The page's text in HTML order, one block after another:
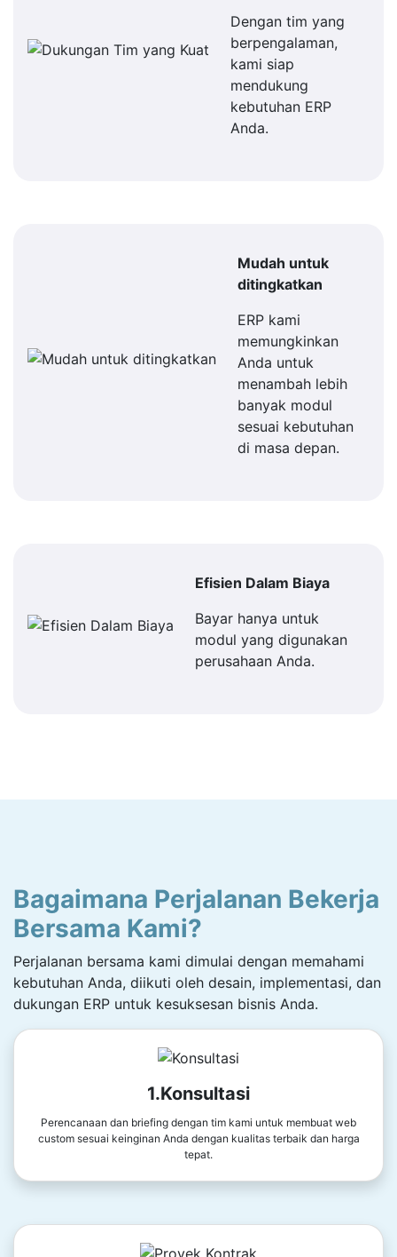
Dengan tim yang
berpengalaman,
kami siap
mendukung
kebutuhan ERP
Anda.
Mudah untuk
ditingkatkan
ERP kami
memungkinkan
Anda untuk
menambah lebih
banyak modul
sesuai kebutuhan
di masa depan.
Efisien Dalam Biaya
Bayar hanya untuk
modul yang digunakan
perusahaan Anda.
Bagaimana Perjalanan Bekerja
Bersama Kami?
Perjalanan bersama kami dimulai dengan memahami
kebutuhan Anda, diikuti oleh desain, implementasi, dan
dukungan ERP untuk kesuksesan bisnis Anda.
1.Konsultasi
Perencanaan dan briefing dengan tim kami untuk membuat web
custom sesuai keinginan Anda dengan kualitas terbaik dan harga
tepat.